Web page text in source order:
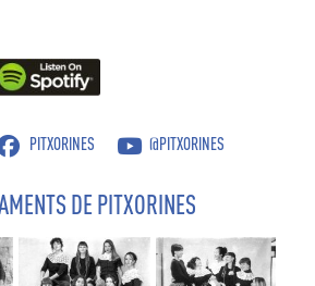
PITXORINES @PITXORINES
DE PITXORINES